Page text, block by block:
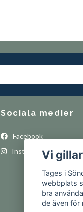
Sociala medier
Facebook
InstagramVi
Tages i
webbplats
bra
de även för